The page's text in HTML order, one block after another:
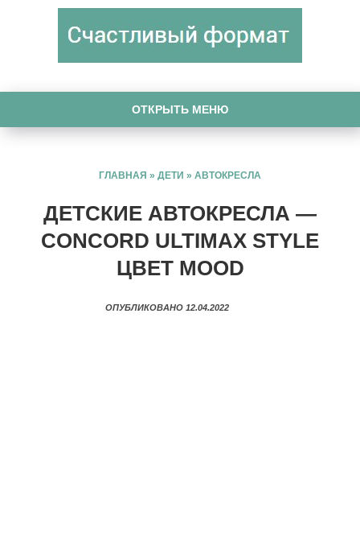
ОТКРЫТЬ МЕНЮ
ГЛАВНАЯ » ДЕТИ » АВТОКРЕСЛА
ДЕТСКИЕ АВТОКРЕСЛА —
CONCORD ULTIMAX STYLE
ЦВЕТ MOOD
ОПУБЛИКОВАНО 12.04.2022